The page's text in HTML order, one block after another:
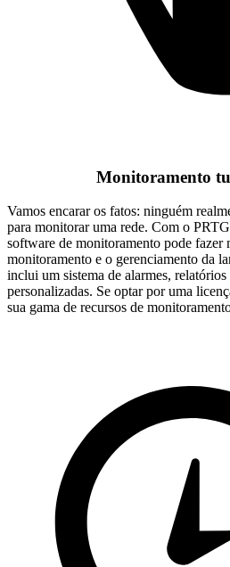
Monitoramento
Vamos encarar os fatos: ninguém
para monitorar uma rede. Com o
software de monitoramento pode fazer
monitoramento e o gerenciamento da
inclui um sistema de alarmes,
personalizadas. Se optar por uma
sua gama de recursos de